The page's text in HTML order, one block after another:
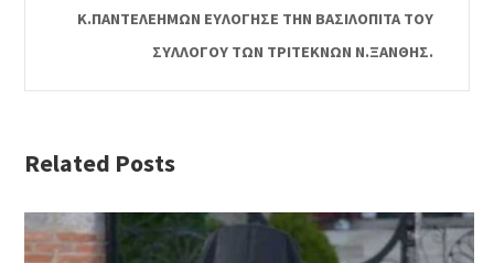
Κ.ΠΑΝΤΕΛΕΗΜΩΝ ΕΥΛΟΓΗΣΕ ΤΗΝ ΒΑΣΙΛΟΠΙΤΑ ΤΟΥ
ΣΥΛΛΟΓΟΥ ΤΩΝ ΤΡΙΤΕΚΝΩΝ Ν.ΞΑΝΘΗΣ.
Related Posts